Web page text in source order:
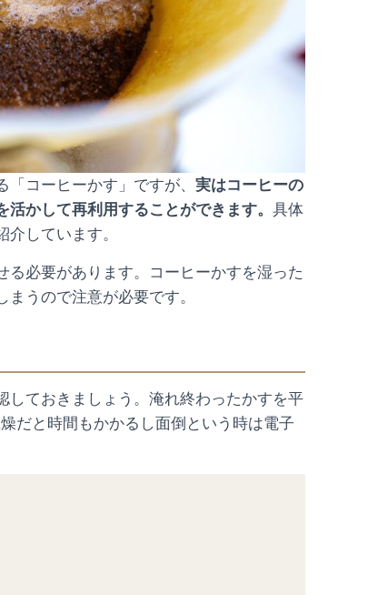
コーヒーかす」ですが、 実はコーヒーの
かして再利用することができます。 具体
しています。
必要があります。コーヒーかすを湿った
うので注意が必要です。
しておきましょう。淹れ終わったかすを平
だと時間もかかるし面倒という時は電子